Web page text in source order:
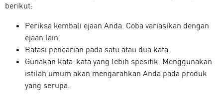
berikut:
Periksa kembali ejaan Anda. Coba variasikan dengan
ejaan lain.
Batasi pencarian pada satu atau dua kata.
Gunakan kata-kata yang lebih spesifik. Menggunakan
istilah umum akan mengarahkan Anda pada produk
yang serupa.